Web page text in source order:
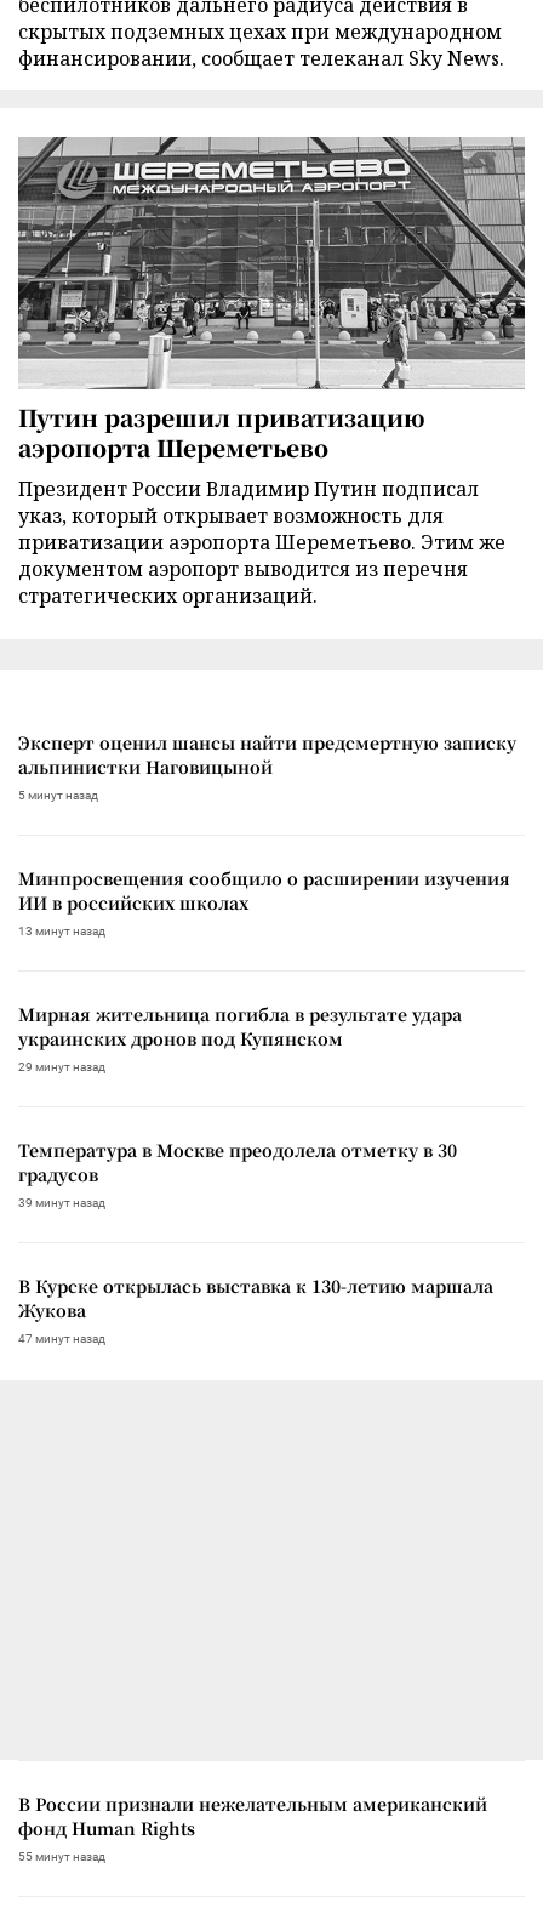
скрытых подземных цехах при международном
финансировании, сообщает телеканал Sky News.
Путин разрешил приватизацию
аэропорта Шереметьево
Президент России Владимир Путин подписал
указ, который открывает возможность для
приватизации аэропорта Шереметьево. Этим же
документом аэропорт выводится из перечня
стратегических организаций.
Эксперт оценил шансы найти предсмертную записку
альпинистки Наговицыной
5 минут назад
Минпросвещения сообщило о расширении изучения
ИИ в российских школах
13 минут назад
Мирная жительница погибла в результате удара
украинских дронов под Купянском
29 минут назад
Температура в Москве преодолела отметку в 30
градусов
39 минут назад
В Курске открылась выставка к 130-летию маршала
Жукова
47 минут назад
В России признали нежелательным американский
фонд Human Rights
55 минут назад